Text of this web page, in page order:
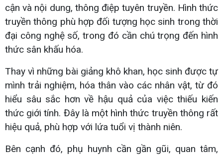
cận và nội dung, thông điệp tuyên truyền. Hình thức
truyền thông phù hợp đối tượng học sinh trong thời
đại công nghệ số, trong đó cần chú trọng đến hình
thức sân khấu hóa.
Thay vì những bài giảng khô khan, học sinh được tự
mình trải nghiệm, hóa thân vào các nhân vật, từ đó
hiểu sâu sắc hơn về hậu quả của việc thiếu kiến
thức giới tính. Đây là một hình thức truyền thông rất
hiệu quả, phù hợp với lứa tuổi vị thành niên.
Bên cạnh đó, phụ huynh cần gần gũi, quan tâm,